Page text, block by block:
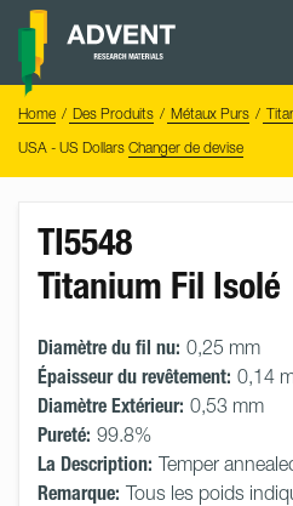
Skip
content
Advent
Home Des Produits Métaux Purs
USA - US Dollars Changer de devise
TI5548
Titanium Fil Isolé
Diamètre du fil nu: 0,25 mm
Épaisseur du revêtement: 0,14
Diamètre Extérieur: 0,53 mm
Pureté: 99.8%
La Description: Temper
Remarque: Tous les poids